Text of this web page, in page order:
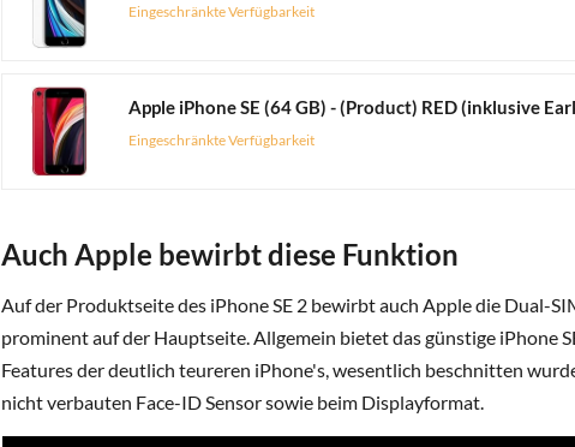
Eingeschränkte Verfügbarkeit
Eingeschränkte Verfügbarkeit
Auch Apple bewirbt diese Funktion
Auf der Produktseite des iPhone SE 2 bewirbt auch Apple die Dual-
prominent auf der Hauptseite. Allgemein bietet das günstige iPhone
Features der deutlich teureren iPhone's, wesentlich beschnitten
nicht verbauten Face-ID Sensor sowie beim Displayformat.